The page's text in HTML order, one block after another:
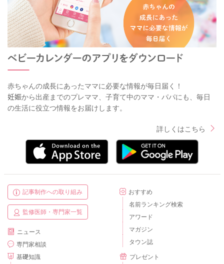
赤ちゃんの成長にあったママに必要な情報が毎日届く！
妊娠から出産までのプレママ、子育て中のママ・パパにも、毎日
の生活に役立つ情報をお届けします。
詳しくはこちら
記事制作への取り組み
監修医師・専門家一覧
ニュース
専門家相談
基礎知識
おすすめ
名前ランキング検索
アワード
マガジン
タウン誌
プレゼント